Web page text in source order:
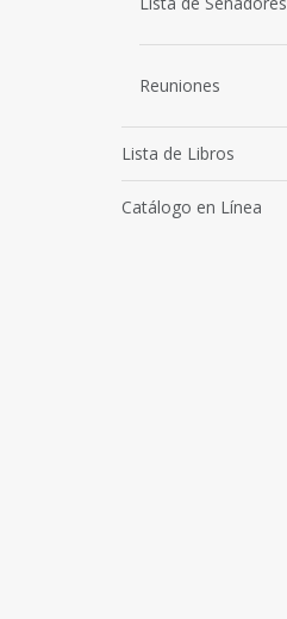
Reuniones
Lista de Libros
Catálogo en Línea